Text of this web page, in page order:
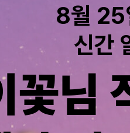
8월 25
신간
꽃님